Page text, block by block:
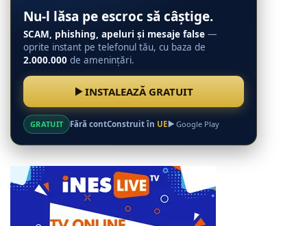
Nu-l lăsa pe escroc să câștige.
SCAM, phishing, apeluri și mesaje false —
oprite instant pe telefonul tău, cu baza de
2.000.000 de amenințări.
INSTALEAZĂ GRATUIT
GRATUIT Fără contConstruit în UE Google Play